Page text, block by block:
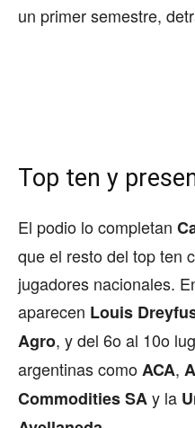
un primer semestre,
Top ten y
El podio lo completan
que el resto del top ten
jugadores nacionales.
aparecen Louis
Agro, y del 6o al 10o
argentinas comoACA,
Commodities SAy la